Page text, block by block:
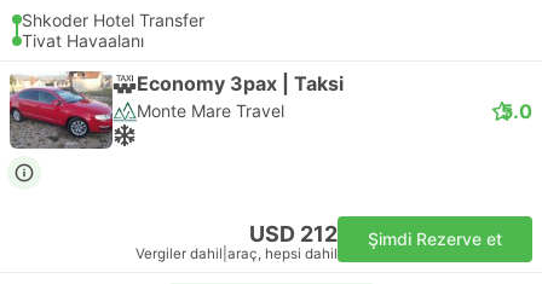
Shkoder Hotel Transfer
Tivat Havaalanı
Economy 3pax | Taksi
Monte Mare Travel 5.0
USD 212
Vergiler dahil araç, hepsi dahil
Şimdi Rezerve et